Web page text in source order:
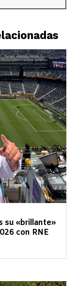
su «brillante»
con RNE